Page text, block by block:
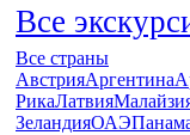
Все
Все страны
АвстрияАргентина
РикаЛатвия
ЗеландияОАЭ